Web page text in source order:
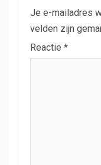
Je e-mailadres
velden zijn
Reactie *